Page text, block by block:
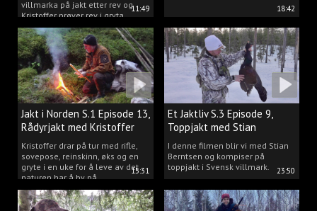
11:49
villmarka på jakt etter rev og
Kristoffer prøver rev i gryta.
18:42
15:31
Jakt i Norden S.1 Episode 13,
Rådyrjakt med Kristoffer
Clausen
Kristoffer drar på tur med rifle,
sovepose, reinskinn, øks og en
gryte i en uke for å leve av det
naturen har å by på.
23:50
Et Jaktliv S.3 Episode 9,
Toppjakt med Stian
Berntsen
I denne filmen blir vi med Stian
Berntsen og kompiser på
toppjakt i Svensk villmark.